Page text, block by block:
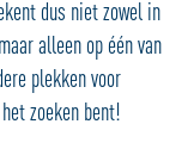
dus niet zowel in
alleen op één van
plekken voor
zoeken bent!